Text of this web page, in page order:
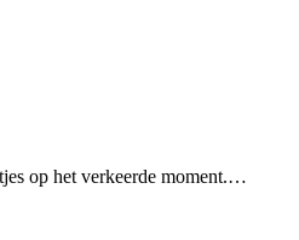
op het verkeerde moment.…